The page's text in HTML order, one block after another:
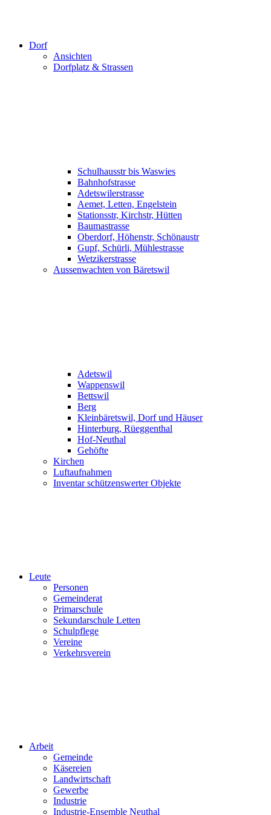
Dorf
Ansichten
Dorfplatz & Strassen
Schulhausstr bis Waswies
Bahnhofstrasse
Adetswilerstrasse
Aemet, Letten, Engelstein
Stationsstr, Kirchstr, Hütten
Baumastrasse
Oberdorf, Höhenstr, Schönaustr
Gupf, Schürli, Mühlestrasse
Wetzikerstrasse
Aussenwachten von Bäretswil
Adetswil
Wappenswil
Bettswil
Berg
Kleinbäretswil, Dorf und Häuser
Hinterburg, Rüeggenthal
Hof-Neuthal
Gehöfte
Kirchen
Luftaufnahmen
Inventar schützenswerter Objekte
Leute
Personen
Gemeinderat
Primarschule
Sekundarschule Letten
Schulpflege
Vereine
Verkehrsverein
Arbeit
Gemeinde
Käsereien
Landwirtschaft
Gewerbe
Industrie
Industrie-Ensemble Neuthal